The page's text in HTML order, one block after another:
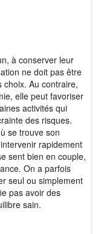
à conserver leur
ne doit pas être
choix. Au contraire,
elle peut favoriser
activités qui
des risques.
se trouve son
rapidement
sent bien en couple,
On a parfois
seul ou simplement
pas avoir des
sain.